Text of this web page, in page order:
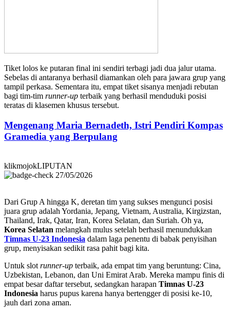
Tiket lolos ke putaran final ini sendiri terbagi jadi dua jalur utama.
Sebelas di antaranya berhasil diamankan oleh para jawara grup yang
tampil perkasa. Sementara itu, empat tiket sisanya menjadi rebutan
bagi tim-tim runner-up terbaik yang berhasil menduduki posisi
teratas di klasemen khusus tersebut.
Mengenang Maria Bernadeth, Istri Pendiri Kompas
Gramedia yang Berpulang
klikmojokLIPUTAN
27/05/2026
Dari Grup A hingga K, deretan tim yang sukses mengunci posisi
juara grup adalah Yordania, Jepang, Vietnam, Australia, Kirgizstan,
Thailand, Irak, Qatar, Iran, Korea Selatan, dan Suriah. Oh ya,
Korea Selatan melangkah mulus setelah berhasil menundukkan
Timnas U-23 Indonesia dalam laga penentu di babak penyisihan
grup, menyisakan sedikit rasa pahit bagi kita.
Untuk slot runner-up terbaik, ada empat tim yang beruntung: Cina,
Uzbekistan, Lebanon, dan Uni Emirat Arab. Mereka mampu finis di
empat besar daftar tersebut, sedangkan harapan Timnas U-23
Indonesia harus pupus karena hanya bertengger di posisi ke-10,
jauh dari zona aman.